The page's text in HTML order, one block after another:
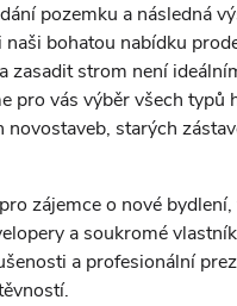
pozemku a následná
naši bohatou nabídku
zasadit strom není
pro vás výběr všech typů
novostaveb, starých
zájemce o nové
a soukromé
a profesionální